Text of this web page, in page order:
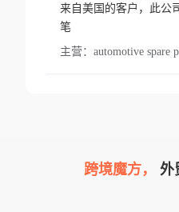
来自美国的客户，此公
笔
主营： automotive spare
跨境魔方， 外